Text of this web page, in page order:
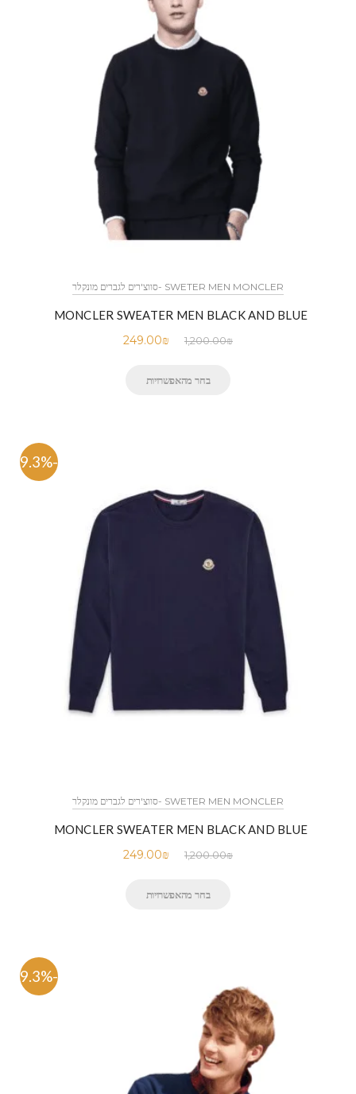
SWETER MEN MONCLER -סווצ'רים לגברים מונקלר
MONCLER SWEATER MEN BLACK AND BLUE
1,200.00₪
249.00₪
בחר מהאפשרויות
-79.3%
SWETER MEN MONCLER -סווצ'רים לגברים מונקלר
MONCLER SWEATER MEN BLACK AND BLUE
1,200.00₪
249.00₪
בחר מהאפשרויות
-79.3%